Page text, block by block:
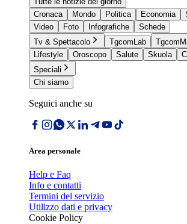
Cronaca
Mondo Politica Economia
Video
Foto Infografiche
Schede
Tv & Spettacolo
TgcomLab
Lifestyle
Oroscopo Salute Skuola
Speciali
Chi siamo
Seguici anche su
Area personale
Help e Faq
Info e contatti
Termini del servizio
Utilizzo dati e privacy
Cookie Policy